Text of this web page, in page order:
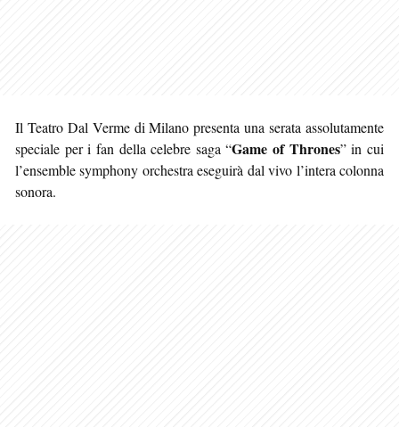
Il Teatro Dal Verme di Milano presenta una serata assolutamente
speciale per i fan della celebre saga “Game of Thrones” in cui
l’ensemble symphony orchestra eseguirà dal vivo l’intera colonna
sonora.